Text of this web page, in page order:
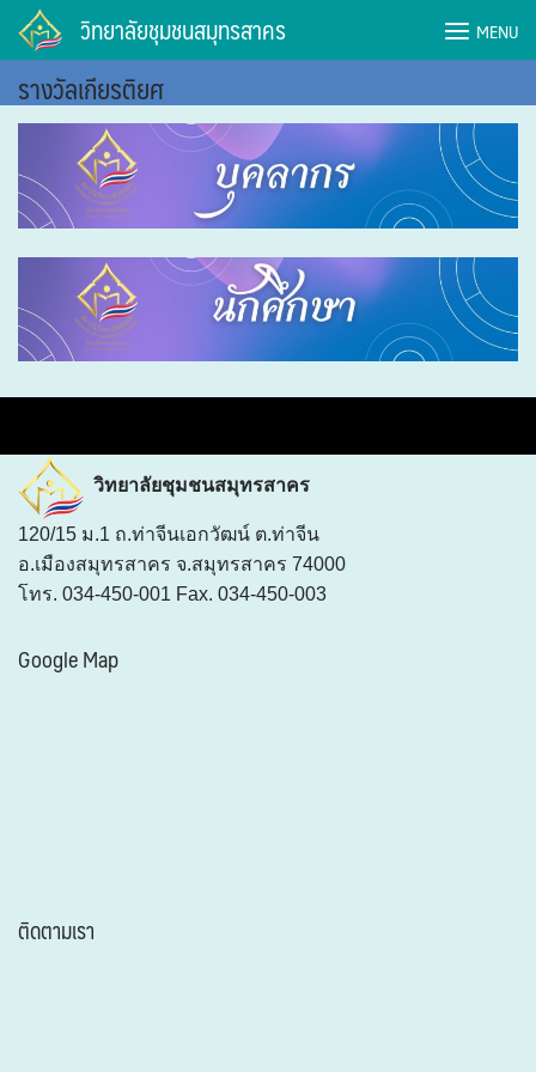
วิทยาลัยชุมชนสมุทรสาคร MENU
รางวัลเกียรติยศ
วิทยาลัยชุมชนสมุทรสาคร
120/15 ม.1 ถ.ท่าจีนเอกวัฒน์ ต.ท่าจีน
อ.เมืองสมุทรสาคร จ.สมุทรสาคร 74000
โทร. 034-450-001 Fax. 034-450-003
Google Map
ติดตามเรา